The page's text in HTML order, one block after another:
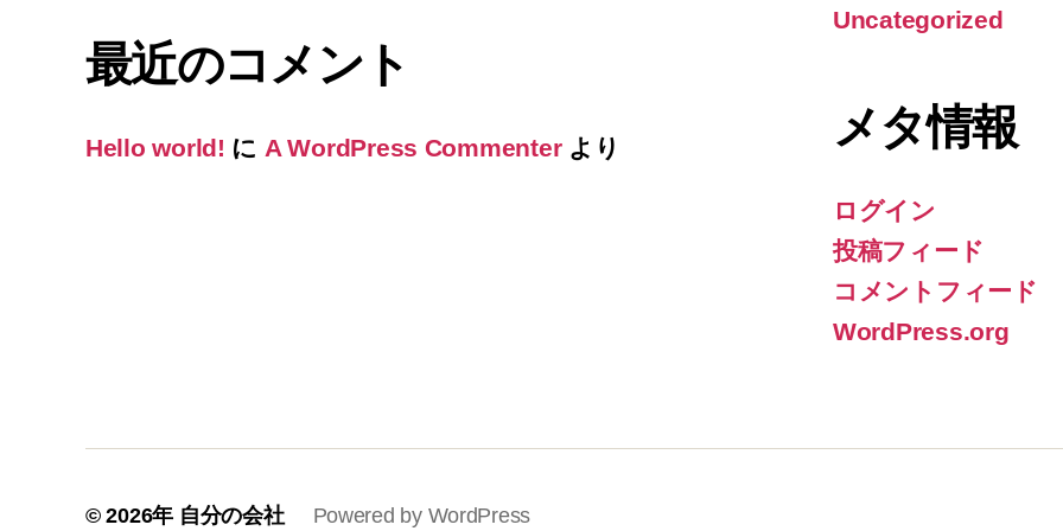
最近のコメント
Hello world! に A WordPress Commenterより
Uncategorized
メタ情報
ログイン
投稿フィード
コメントフィード
WordPress.org
© 2026年 自分の会社 Powered by WordPress